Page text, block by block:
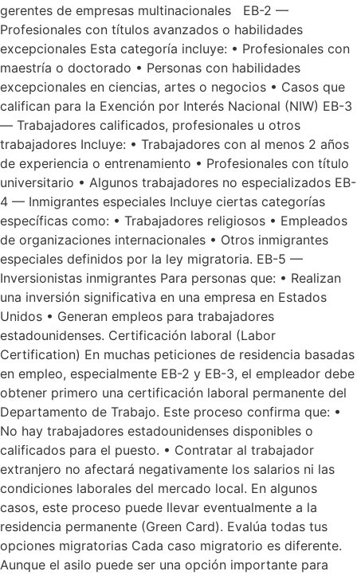
gerentes de empresas multinacionales EB-2 —
Profesionales con títulos avanzados o habilidades
excepcionales Esta categoría incluye: • Profesionales con
maestría o doctorado • Personas con habilidades
excepcionales en ciencias, artes o negocios • Casos que
califican para la Exención por Interés Nacional (NIW) EB-3
— Trabajadores calificados, profesionales u otros
trabajadores Incluye: • Trabajadores con al menos 2 años
de experiencia o entrenamiento • Profesionales con título
universitario • Algunos trabajadores no especializados EB-
4 — Inmigrantes especiales Incluye ciertas categorías
específicas como: • Trabajadores religiosos • Empleados
de organizaciones internacionales • Otros inmigrantes
especiales definidos por la ley migratoria. EB-5 —
Inversionistas inmigrantes Para personas que: • Realizan
una inversión significativa en una empresa en Estados
Unidos • Generan empleos para trabajadores
estadounidenses. Certificación laboral (Labor
Certification) En muchas peticiones de residencia basadas
en empleo, especialmente EB-2 y EB-3, el empleador debe
obtener primero una certificación laboral permanente del
Departamento de Trabajo. Este proceso confirma que: •
No hay trabajadores estadounidenses disponibles o
calificados para el puesto. • Contratar al trabajador
extranjero no afectará negativamente los salarios ni las
condiciones laborales del mercado local. En algunos
casos, este proceso puede llevar eventualmente a la
residencia permanente (Green Card). Evalúa todas tus
opciones migratorias Cada caso migratorio es diferente.
Aunque el asilo puede ser una opción importante para